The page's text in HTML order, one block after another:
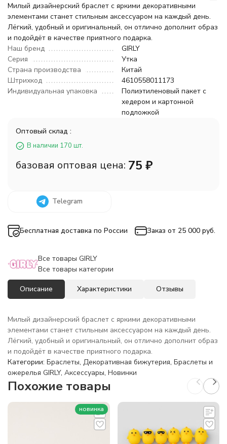
Милый дизайнерский браслет с яркими декоративными
элементами станет стильным аксессуаром на каждый день.
Лёгкий, удобный и оригинальный, он отлично дополнит образ
и подойдёт в качестве приятного подарка.
Наш бренд
GIRLY
Серия
Утка
Страна производства
Китай
Штрихкод
4610558011173
Индивидуальная упаковка
Полиэтиленовый пакет с
хедером и картонной
подложкой
Оптовый склад :
В наличии 170 шт.
базовая оптовая цена: 75 ₽
Telegram
Бесплатная доставка по России Заказ от 25 000 руб.
Все товары GIRLY
Все товары категории
Описание Характеристики Отзывы
Милый дизайнерский браслет с яркими декоративными
элементами станет стильным аксессуаром на каждый день.
Лёгкий, удобный и оригинальный, он отлично дополнит образ
и подойдёт в качестве приятного подарка.
Категории: Браслеты, Декоративная бижутерия, Браслеты и
ожерелья GIRLY, Аксессуары, Новинки
Похожие товары
новинка